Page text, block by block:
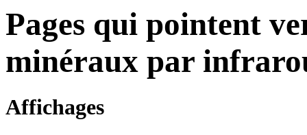
Pages qui pointent
minéraux par
Affichages